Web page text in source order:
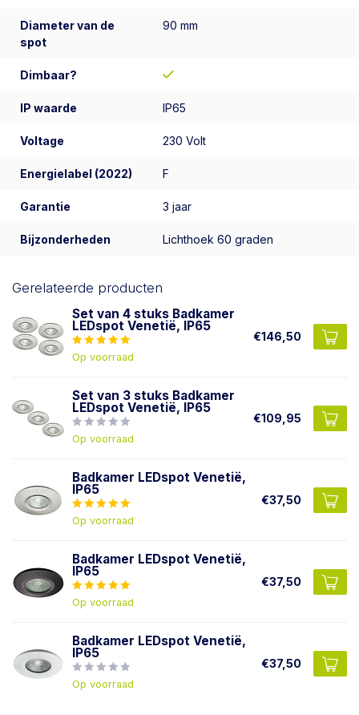
Diameter van de
spot
90 mm
Dimbaar?
IP waarde IP65
Voltage 230 Volt
Energielabel (2022) F
Garantie 3 jaar
Bijzonderheden Lichthoek 60 graden
Gerelateerde producten
Set van 4 stuks Badkamer
LEDspot Venetië, IP65
Op voorraad
€146,50
Set van 3 stuks Badkamer
LEDspot Venetië, IP65
Op voorraad
€109,95
Badkamer LEDspot Venetië,
IP65
Op voorraad
€37,50
Badkamer LEDspot Venetië,
IP65
Op voorraad
€37,50
Badkamer LEDspot Venetië,
IP65
Op voorraad
€37,50